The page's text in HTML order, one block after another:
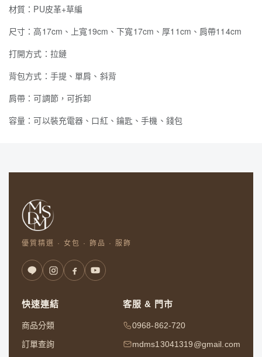
材質：PU皮革+草編
尺寸：高17cm、上寬19cm、下寬17cm、厚11cm、肩帶114cm
打開方式：拉鏈
背包方式：手提、單肩、斜背
肩帶：可調節，可拆卸
容量：可以裝充電器、口紅、鑰匙、手機、錢包
優質精選 · 女包 · 飾品 · 服飾
快速連結
商品分類
訂單查詢
客服 & 門市
0968-862-720
mdms13041319@gmail.com